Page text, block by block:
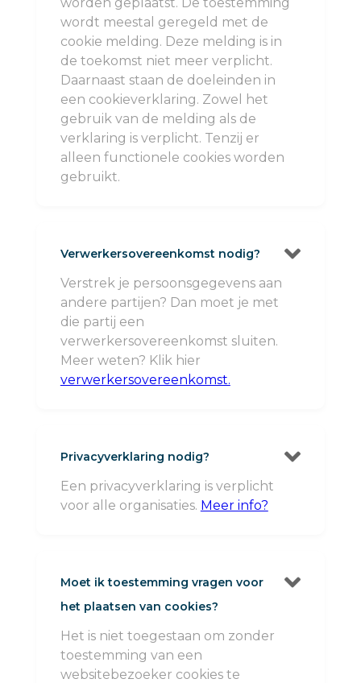
wordt meestal geregeld met de
cookie melding. Deze melding is in
de toekomst niet meer verplicht.
Daarnaast staan de doeleinden in
een cookieverklaring. Zowel het
gebruik van de melding als de
verklaring is verplicht. Tenzij er
alleen functionele cookies worden
gebruikt.
Verwerkersovereenkomst nodig? 
Verstrek je persoonsgegevens aan
andere partijen? Dan moet je met
die partij een
verwerkersovereenkomst sluiten.
Meer weten? Klik hier
verwerkersovereenkomst.
Privacyverklaring nodig? 
Een privacyverklaring is verplicht
voor alle organisaties. Meer info?
Moet ik toestemming vragen voor
het plaatsen van cookies?

Het is niet toegestaan om zonder
toestemming van een
websitebezoeker cookies te